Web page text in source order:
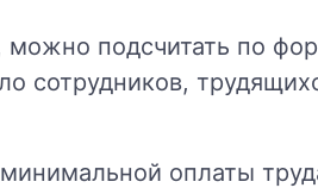
можно подсчитать по
сотрудников,
оплаты